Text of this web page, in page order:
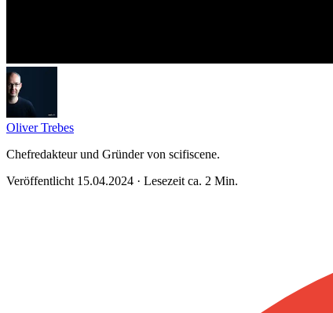
Oliver Trebes
Chefredakteur und Gründer von scifiscene.
Veröffentlicht 15.04.2024 · Lesezeit ca. 2 Min.